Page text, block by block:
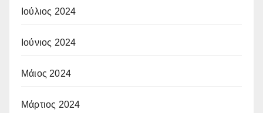
Ιούλιος 2024
Ιούνιος 2024
Μάιος 2024
Μάρτιος 2024